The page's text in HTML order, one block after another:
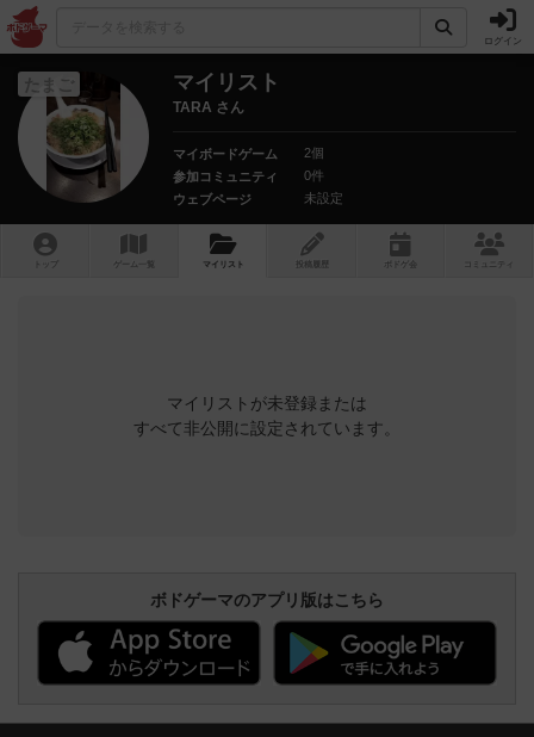
ログイン
たまご マイリスト
TARA さん
マイボードゲーム
2個
参加コミュニティ
0件
ウェブページ
未設定
トップ ゲーム一覧 マイリスト 投稿履歴 ボ ドゲ コミュニティ
マイリストが未登録または
すべて非公開に設定されています。
ボドゲーマのアプリ版はこちら